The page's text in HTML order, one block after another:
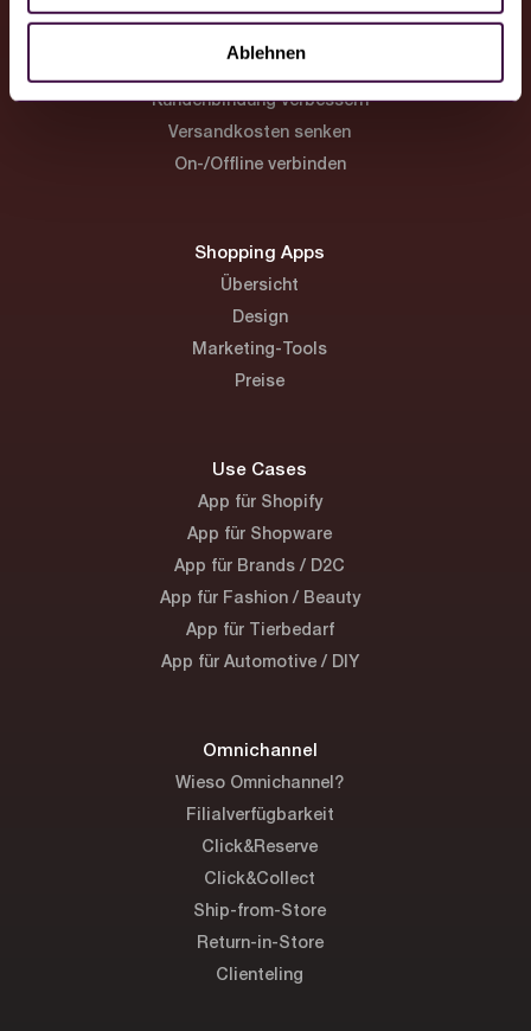
Ablehnen
Kundenbindung verbessern
Versandkosten senken
On-/Offline verbinden
Shopping Apps
Übersicht
Design
Marketing-Tools
Preise
Use Cases
App für Shopify
App für Shopware
App für Brands / D2C
App für Fashion / Beauty
App für Tierbedarf
App für Automotive / DIY
Omnichannel
Wieso Omnichannel?
Filialverfügbarkeit
Click&Reserve
Click&Collect
Ship-from-Store
Return-in-Store
Clienteling